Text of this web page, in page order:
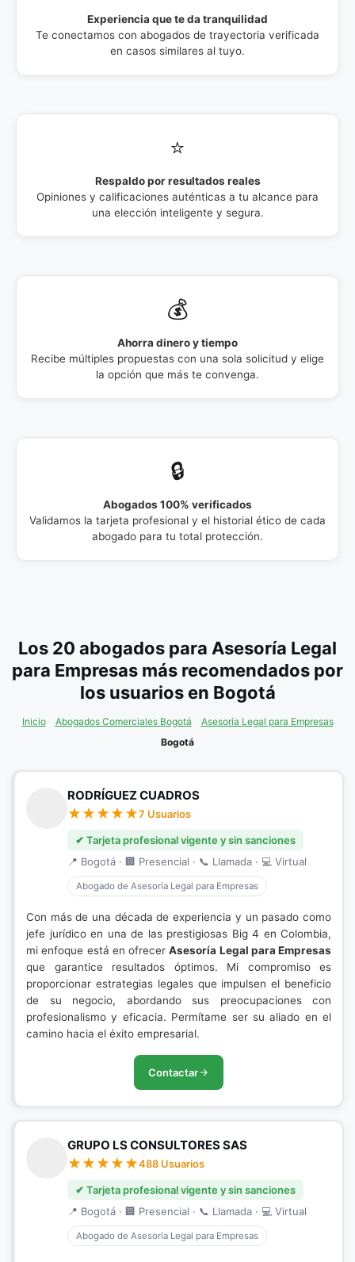
Experiencia que te da tranquilidad
Te conectamos con abogados de trayectoria verificada
en casos similares al tuyo.
⭐
Respaldo por resultados reales
Opiniones y calificaciones auténticas a tu alcance para
una elección inteligente y segura.
💰
Ahorra dinero y tiempo
Recibe múltiples propuestas con una sola solicitud y elige
la opción que más te convenga.
🔒
Abogados 100% verificados
Validamos la tarjeta profesional y el historial ético de cada
abogado para tu total protección.
Los 20 abogados para Asesoría Legal
para Empresas más recomendados por
los usuarios en Bogotá
Inicio Abogados Comerciales Bogotá
Asesoría Legal para Empresas
Bogotá
RODRÍGUEZ CUADROS
7 Usuarios
✔ Tarjeta profesional vigente y sin sanciones
📍 Bogotá · 🏢 Presencial · 📞 Llamada · 💻 Virtual
Abogado de Asesoría Legal para Empresas
Con más de una década de experiencia y un pasado como
jefe jurídico en una de las prestigiosas Big 4 en Colombia,
mi enfoque está en ofrecerAsesoría Legal para Empresas
que garantice resultados óptimos. Mi compromiso es
proporcionar estrategias legales que impulsen el beneficio
de su negocio, abordando sus preocupaciones con
profesionalismo y eficacia. Permítame ser su aliado en el
camino hacia el éxito empresarial.
Contactar
GRUPO LS CONSULTORES SAS
488 Usuarios
✔ Tarjeta profesional vigente y sin sanciones
📍 Bogotá · 🏢 Presencial · 📞 Llamada · 💻 Virtual
Abogado de Asesoría Legal para Empresas